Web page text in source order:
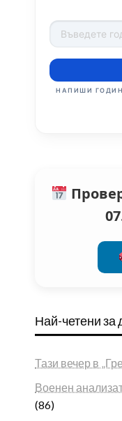
НАПИШИ
Най-четени за
Тази вечер в
Военен
(86)